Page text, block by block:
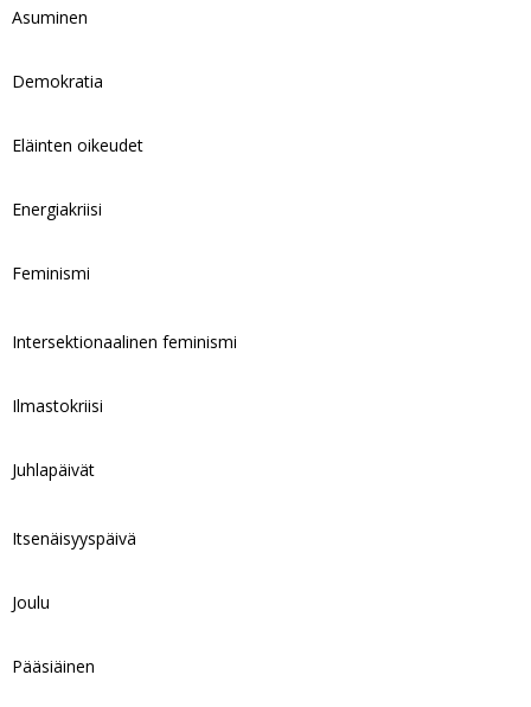
Asuminen
Demokratia
Eläinten oikeudet
Energiakriisi
Feminismi
Intersektionaalinen feminismi
Ilmastokriisi
Juhlapäivät
Itsenäisyyspäivä
Joulu
Pääsiäinen